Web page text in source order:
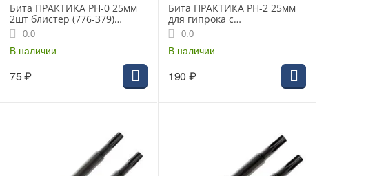
Бита ПРАКТИКА PH-0 25мм
2шт блистер (776-379)
Профи (776-379)
0.0
В наличии
75₽
Бита ПРАКТИКА PH-2 25мм
для гипрока с
ограничителем, (2шт)
блистер (031-228) Профи
0.0
В наличии
190 ₽